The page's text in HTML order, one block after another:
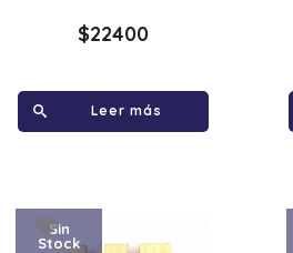
$22400
Leer más
Sin
Stock